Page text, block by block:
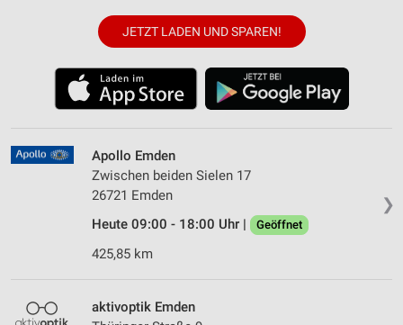
JETZT LADEN UND SPAREN!
❯
Apollo Emden
Zwischen beiden Sielen 17
26721 Emden
Heute 09:00 - 18:00 Uhr |
Geöffnet
425,85 km
aktivoptik Emden